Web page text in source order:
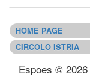
HOME PAGE
CIRCOLO ISTRIA
Espoes © 2026